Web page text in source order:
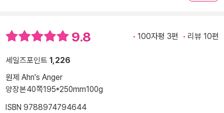
9.8 100자평 3편 리뷰 10편
세일즈포인트 1,226
원제 Ahn's Anger
양장본40쪽195*250mm100g
ISBN 9788974794644